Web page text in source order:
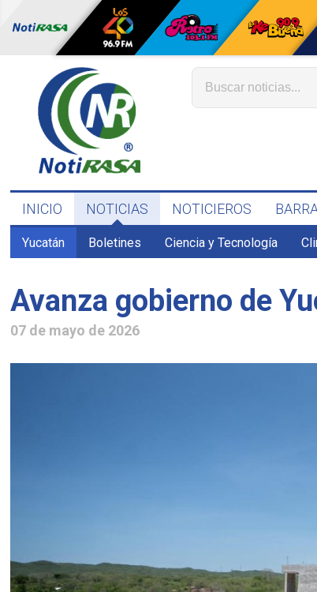
INICIO NOTICIAS NOTICIEROS
Yucatán Boletines Ciencia y Tecnología
Avanza gobierno de
07 de mayo de 2026